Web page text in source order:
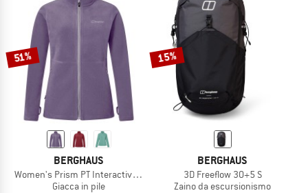
51%
BERGHAUS
Women's Prism PT Interactive Jacket
Giacca in pile
15%
BERGHAUS
3D Freeflow 30+5 S
Zaino da escursionismo